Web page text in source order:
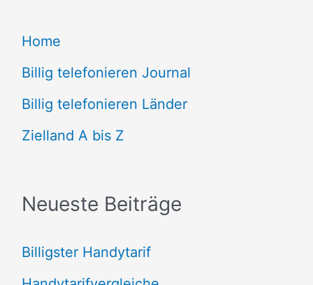
h
e
n
n
h
Home
Billig telefonieren Journal
Billig telefonieren Länder
Zielland A bis Z
Neueste Beiträge
Billigster Handytarif